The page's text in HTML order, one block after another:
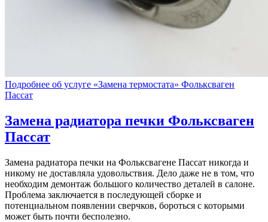
Подробнее об услуге «Замена термостата» Фольксваген
Пассат
Замена радиатора печки Фольксваген
Пассат
Замена радиатора печки на Фольксвагене Пассат никогда и
никому не доставляла удовольствия. Дело даже не в том, что
необходим демонтаж большого количество деталей в салоне.
Проблема заключается в последующей сборке и
потенциальном появлении сверчков, бороться с которыми
может быть почти бесполезно.